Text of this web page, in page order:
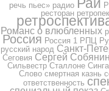
речь пьес» радио
ресторан
Романс о влюбленных
Россия Россия 1 РПЦ
русский народ Санкт-
Сеговия Сергей
Сильвестр Сталлоне
Слово смертная казнь
ответственность